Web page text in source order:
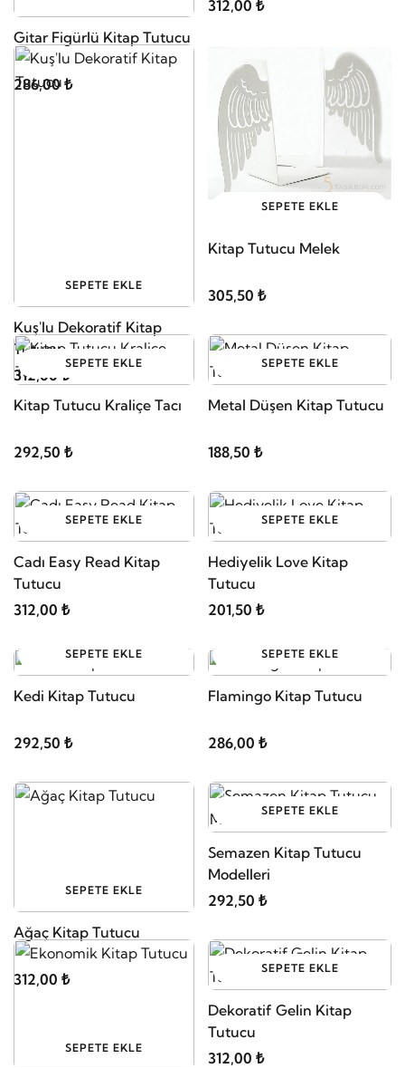
Gitar Figürlü Kitap Tutucu
286,00 ₺
312,00 ₺
SEPETE EKLE
Kuş'lu Dekoratif Kitap
Tutucu
312,00 ₺
SEPETE EKLE
Kitap Tutucu Melek
305,50 ₺
SEPETE EKLE
Kitap Tutucu Kraliçe Tacı
292,50 ₺
SEPETE EKLE
Metal Düşen Kitap Tutucu
188,50 ₺
SEPETE EKLE
Cadı Easy Read Kitap
Tutucu
312,00 ₺
SEPETE EKLE
Hediyelik Love Kitap
Tutucu
201,50 ₺
SEPETE EKLE
Kedi Kitap Tutucu
292,50 ₺
SEPETE EKLE
Flamingo Kitap Tutucu
286,00 ₺
SEPETE EKLE
Ağaç Kitap Tutucu
312,00 ₺
SEPETE EKLE
Semazen Kitap Tutucu
Modelleri
292,50 ₺
SEPETE EKLE
SEPETE EKLE
Dekoratif Gelin Kitap
Tutucu
312,00 ₺